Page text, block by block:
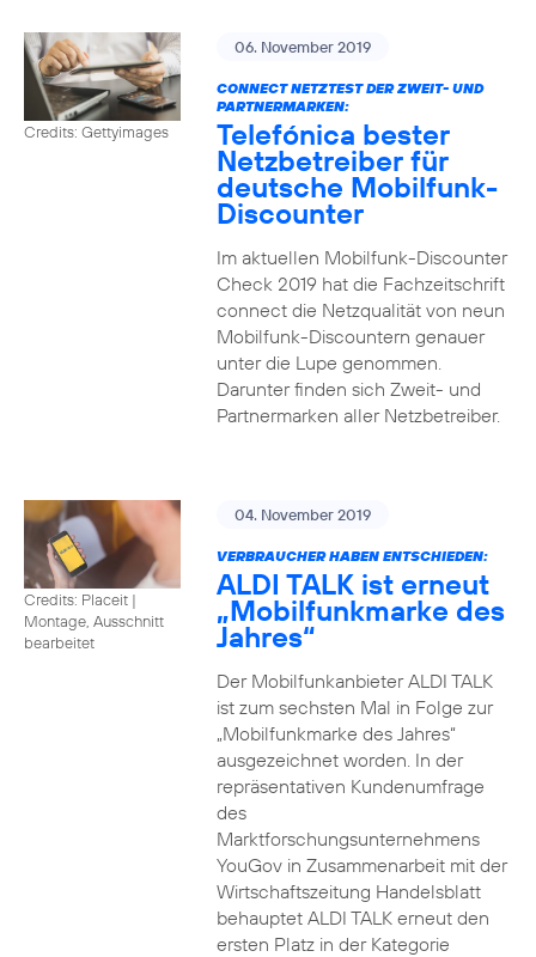
Credits: Gettyimages
06. November 2019
CONNECT NETZTEST DER ZWEIT- UND
PARTNERMARKEN:
Telefónica bester
Netzbetreiber für
deutsche Mobilfunk-
Discounter
Im aktuellen Mobilfunk-Discounter
Check 2019 hat die Fachzeitschrift
connect die Netzqualität von neun
Mobilfunk-Discountern genauer
unter die Lupe genommen.
Darunter finden sich Zweit- und
Partnermarken aller Netzbetreiber.
Credits: Placeit |
Montage, Ausschnitt
bearbeitet
04. November 2019
VERBRAUCHER HABEN ENTSCHIEDEN:
ALDI TALK ist erneut
„Mobilfunkmarke des
Jahres“
Der Mobilfunkanbieter ALDI TALK
ist zum sechsten Mal in Folge zur
„Mobilfunkmarke des Jahres“
ausgezeichnet worden. In der
repräsentativen Kundenumfrage
des
Marktforschungsunternehmens
YouGov in Zusammenarbeit mit der
Wirtschaftszeitung Handelsblatt
behauptet ALDI TALK erneut den
ersten Platz in der Kategorie